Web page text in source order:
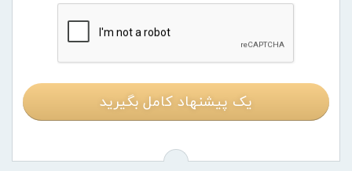
یک پیشنهاد کامل بگیرید